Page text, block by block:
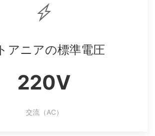
アニアの標準電圧
220V
交流（AC）